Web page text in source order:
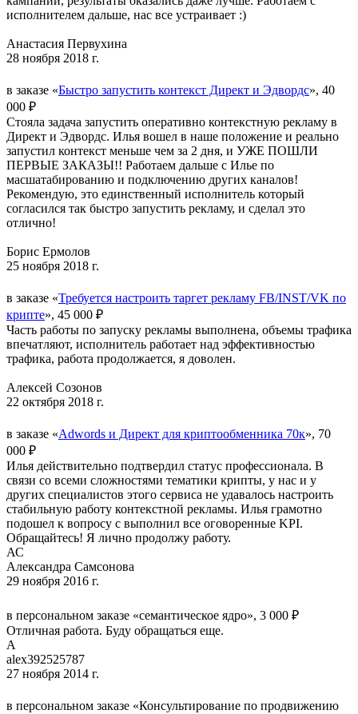
исполнителем дальше, нас все устраивает :)
Анастасия Первухина
28 ноября 2018 г.
в заказе «Быстро запустить контекст Директ и Эдвордс», 40
000 ₽
Стояла задача запустить оперативно контекстную рекламу в
Директ и Эдвордс. Илья вошел в наше положение и реально
запустил контекст меньше чем за 2 дня, и УЖЕ ПОШЛИ
ПЕРВЫЕ ЗАКАЗЫ!! Работаем дальше с Илье по
масшатабированию и подключению других каналов!
Рекомендую, это единственный исполнитель который
согласился так быстро запустить рекламу, и сделал это
отлично!
Борис Ермолов
25 ноября 2018 г.
в заказе «Требуется настроить таргет рекламу FB/INST/VK по
крипте», 45 000 ₽
Часть работы по запуску рекламы выполнена, объемы трафика
впечатляют, исполнитель работает над эффективностью
трафика, работа продолжается, я доволен.
Алексей Созонов
22 октября 2018 г.
в заказе «Adwords и Директ для криптообменника 70к», 70
000 ₽
Илья действительно подтвердил статус профессионала. В
связи со всеми сложностями тематики крипты, у нас и у
других специалистов этого сервиса не удавалось настроить
стабильную работу контекстной рекламы. Илья грамотно
подошел к вопросу с выполнил все оговоренные KPI.
Обращайтесь! Я лично продолжу работу.
АС
Александра Самсонова
29 ноября 2016 г.
в персональном заказе «семантическое ядро», 3 000 ₽
Отличная работа. Буду обращаться еще.
A
alex392525787
27 ноября 2014 г.
в персональном заказе «Консультирование по продвижению